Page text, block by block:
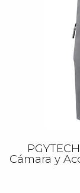
Cámara y